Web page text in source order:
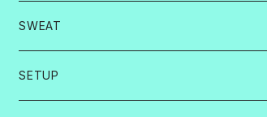
SWEAT
SETUP